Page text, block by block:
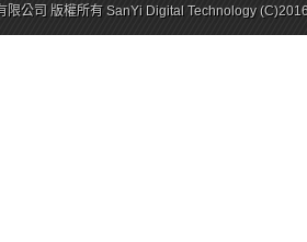
限公司 版權所有 SanYi Digital Technology